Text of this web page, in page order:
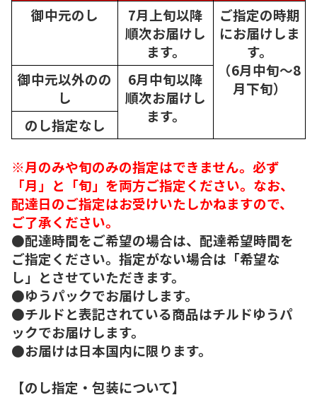
御中元のし
7月上旬以降
順次お届けし
ます。
ご指定の時期
にお届けしま
す。
（6月中旬～8
月下旬）
御中元以外のの
し
6月中旬以降
順次お届けし
ます。
のし指定なし
※月のみや旬のみの指定はできません。必ず
「月」と「旬」を両方ご指定ください。なお、
配達日のご指定はお受けいたしかねますので、
ご了承ください。
●配達時間をご希望の場合は、配達希望時間を
ご指定ください。指定がない場合は「希望な
し」とさせていただきます。
●ゆうパックでお届けします。
●チルドと表記されている商品はチルドゆうパ
ックでお届けします。
●お届けは日本国内に限ります。
【のし指定・包装について】